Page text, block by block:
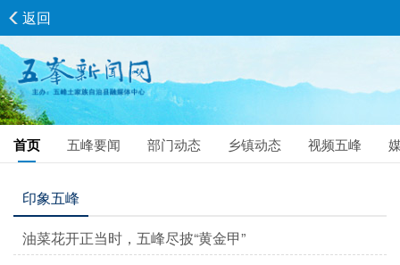
首页 五峰要闻 部门动态 乡镇动态 视频五峰
返回
印象五峰
油菜花开正当时，五峰尽披“黄金甲”